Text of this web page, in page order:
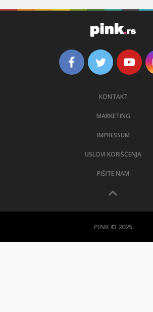
KONTAKT
MARKETING
IMPRESSUM
USLOVI KORIŠĆENJA
PIŠITE NAM
PINK © 2025